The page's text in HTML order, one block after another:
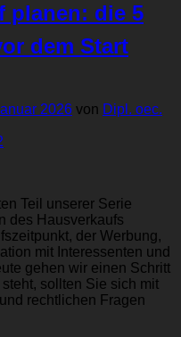
planen: die 5
dem Start
2026 von Dipl. oec.
Teil unserer Serie
des Hausverkaufs
der Werbung,
mit Interessenten und
gehen wir einen Schritt
sollten Sie sich mit
rechtlichen Fragen